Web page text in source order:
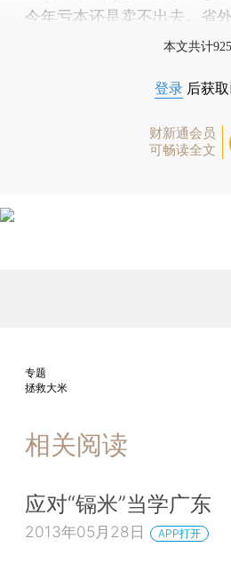
今年亏本还是卖不出去。省
本文共计
登录 后获
财新通会员
可畅读全文
专题
拯救大米
相关阅读
应对“镉米”当学广东
2013年05月28日 APP打开